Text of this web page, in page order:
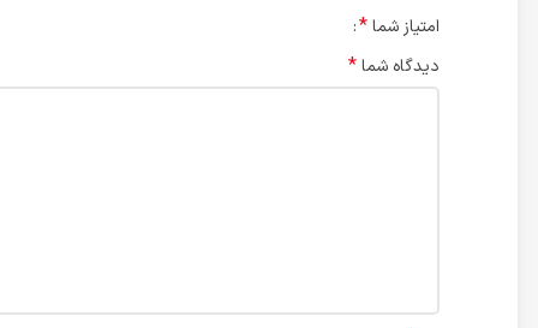
امتیاز شما*
دیدگاه شما*